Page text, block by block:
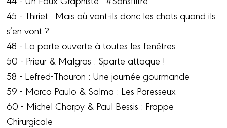
45 - Thiriet : Mais où vont-ils donc les chats quand ils
s’en vont ?
48 - La porte ouverte à toutes les fenêtres
50 - Prieur & Malgras : Sparte attaque !
58 - Lefred-Thouron : Une journée gourmande
59 - Marco Paulo & Salma : Les Paresseux
60 - Michel Charpy & Paul Bessis : Frappe
Chirurgicale